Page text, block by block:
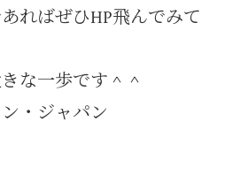
ればぜひHP飛んでみて
な一歩です＾＾
・ジャパン